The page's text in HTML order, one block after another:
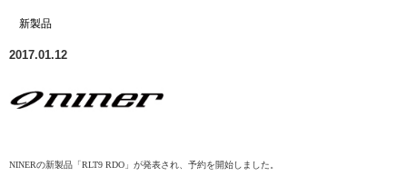
新製品
2017.01.12
NINERの新製品「RLT9 RDO」が発表され、 予約を開始しました。